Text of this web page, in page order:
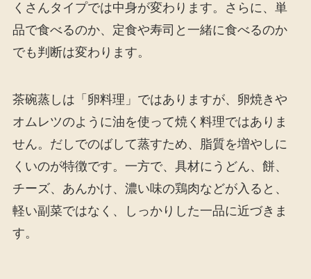
くさんタイプでは中身が変わります。さらに、単
品で食べるのか、定食や寿司と一緒に食べるのか
でも判断は変わります。
茶碗蒸しは「卵料理」ではありますが、卵焼きや
オムレツのように油を使って焼く料理ではありま
せん。だしでのばして蒸すため、脂質を増やしに
くいのが特徴です。一方で、具材にうどん、餅、
チーズ、あんかけ、濃い味の鶏肉などが入ると、
軽い副菜ではなく、しっかりした一品に近づきま
す。